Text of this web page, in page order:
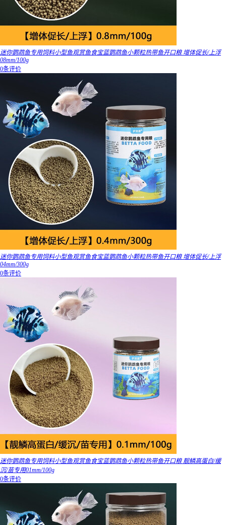
迷你鹦鹉鱼专用饲料小型鱼观赏鱼食宝蓝鹦鹉鱼小颗粒热带鱼开口粮 增体促长/上浮
08mm/100g
0条评价
迷你鹦鹉鱼专用饲料小型鱼观赏鱼食宝蓝鹦鹉鱼小颗粒热带鱼开口粮 增体促长/上浮
04mm/300g
0条评价
迷你鹦鹉鱼专用饲料小型鱼观赏鱼食宝蓝鹦鹉鱼小颗粒热带鱼开口粮 靓鳞高蛋白/缓
沉/苗专用01mm/100g
0条评价